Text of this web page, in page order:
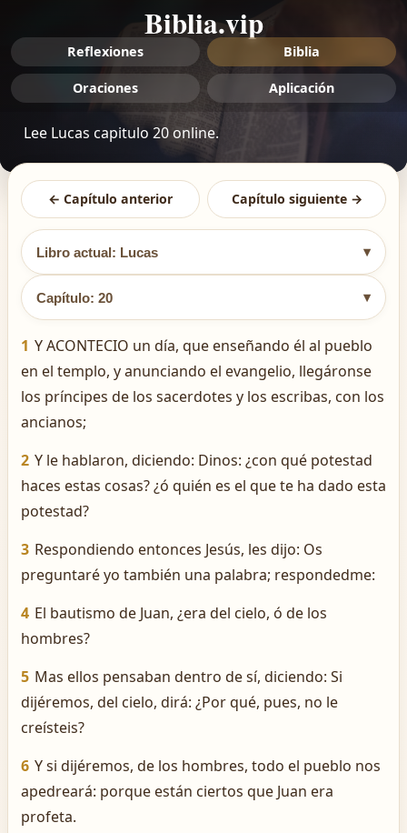
Biblia.vip
Reflexiones Biblia
Oraciones Aplicación
Lee Lucas capitulo 20 online.
← Capítulo anterior Capítulo siguiente →
Libro actual: Lucas ▾
Capítulo: 20 ▾
1 Y ACONTECIO un día, que enseñando él al pueblo
en el templo, y anunciando el evangelio, llegáronse
los príncipes de los sacerdotes y los escribas, con los
ancianos;
2 Y le hablaron, diciendo: Dinos: ¿con qué potestad
haces estas cosas? ¿ó quién es el que te ha dado esta
potestad?
3 Respondiendo entonces Jesús, les dijo: Os
preguntaré yo también una palabra; respondedme:
4 El bautismo de Juan, ¿era del cielo, ó de los
hombres?
5 Mas ellos pensaban dentro de sí, diciendo: Si
dijéremos, del cielo, dirá: ¿Por qué, pues, no le
creísteis?
6 Y si dijéremos, de los hombres, todo el pueblo nos
apedreará: porque están ciertos que Juan era
profeta.